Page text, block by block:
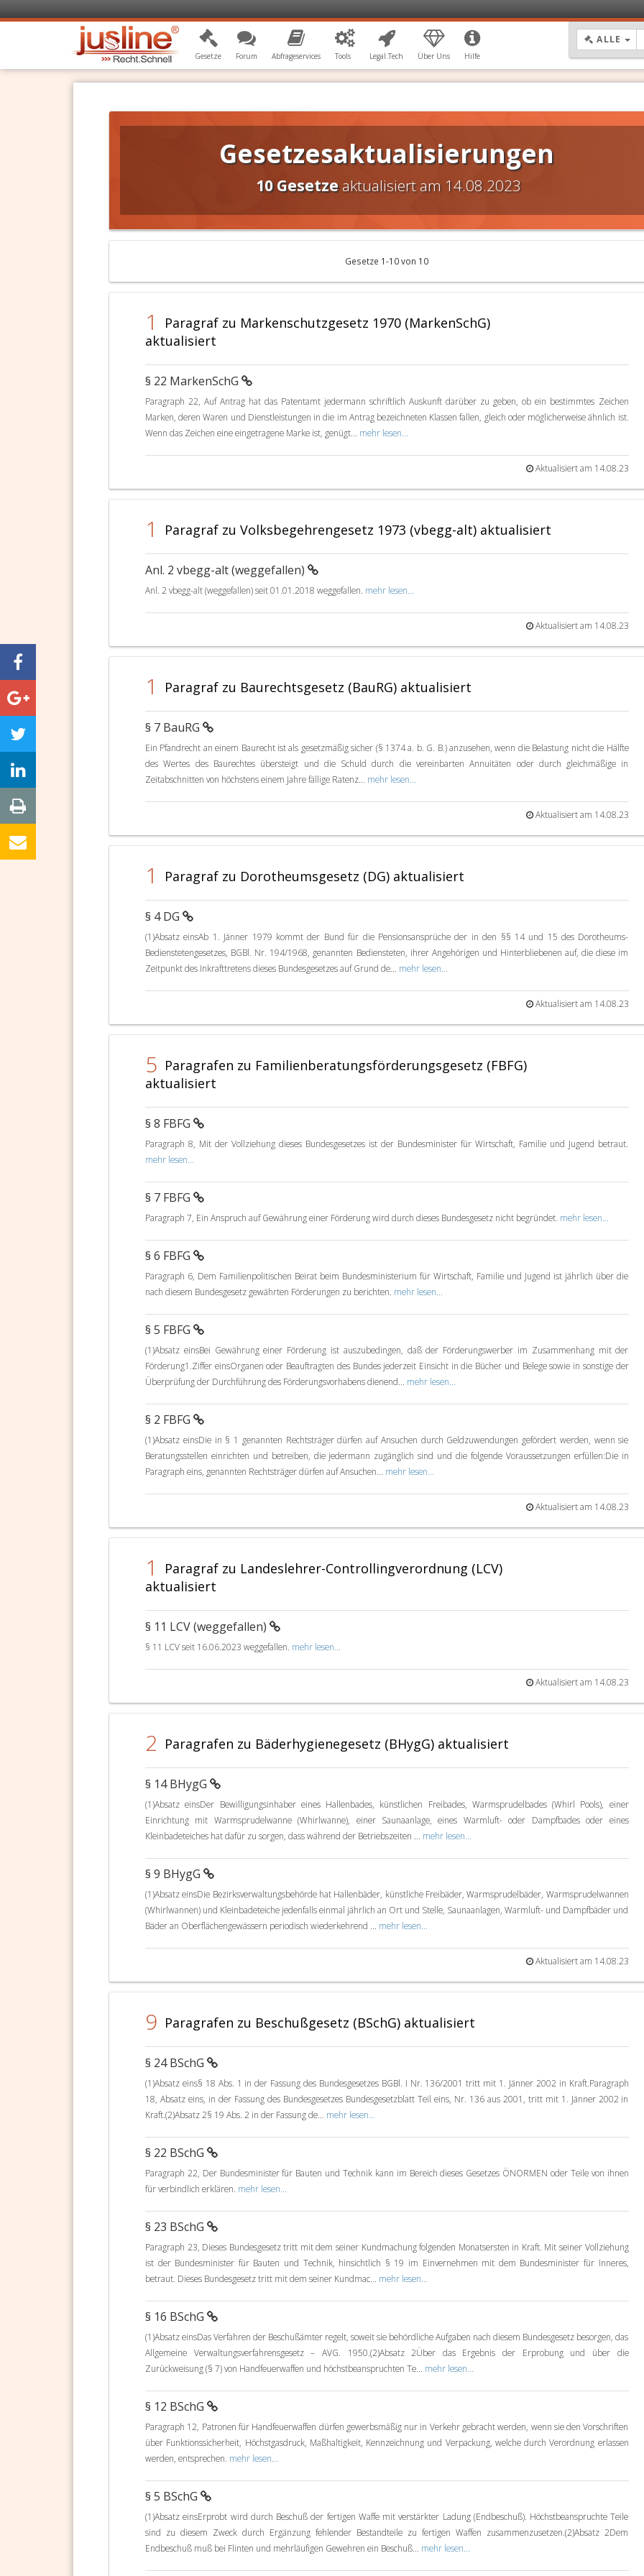
Gesetze Forum Abfrageservices Tools Legal.Tech Über Uns Hilfe
ALLE
Gesetzesaktualisierungen
10 Gesetzeaktualisiert am 14.08.2023
Gesetze 1-10 von 10
1
Paragraf zu Markenschutzgesetz 1970 (MarkenSchG)
aktualisiert
§ 22 MarkenSchG
Paragraph 22, Auf Antrag hat das Patentamt jedermann schriftlich Auskunft darüber zu geben, ob ein bestimmtes Zeichen
Marken, deren Waren und Dienstleistungen in die im Antrag bezeichneten Klassen fallen, gleich oder möglicherweise ähnlich ist.
Wenn das Zeichen eine eingetragene Marke ist, genügt... mehr lesen...
Aktualisiert am 14.08.23
1 Paragraf zu Volksbegehrengesetz 1973 (vbegg-alt) aktualisiert
Anl. 2 vbegg-alt (weggefallen)
Anl. 2 vbegg-alt (weggefallen) seit 01.01.2018 weggefallen. mehr lesen...
Aktualisiert am 14.08.23
1 Paragraf zu Baurechtsgesetz (BauRG) aktualisiert
§ 7 BauRG
Ein Pfandrecht an einem Baurecht ist als gesetzmäßig sicher (§ 1374 a. b. G. B.) anzusehen, wenn die Belastung nicht die Hälfte
des Wertes des Baurechtes übersteigt und die Schuld durch die vereinbarten Annuitäten oder durch gleichmäßige in
Zeitabschnitten von höchstens einem Jahre fällige Ratenz... mehr lesen...
Aktualisiert am 14.08.23
1 Paragraf zu Dorotheumsgesetz (DG) aktualisiert
§ 4 DG
(1)Absatz einsAb 1. Jänner 1979 kommt der Bund für die Pensionsansprüche der in den §§ 14 und 15 des Dorotheums-
Bedienstetengesetzes, BGBl. Nr. 194/1968, genannten Bediensteten, ihrer Angehörigen und Hinterbliebenen auf, die diese im
Zeitpunkt des Inkrafttretens dieses Bundesgesetzes auf Grund de... mehr lesen...
Aktualisiert am 14.08.23
5 Paragrafen zu Familienberatungsförderungsgesetz (FBFG)
aktualisiert
§ 8 FBFG
Paragraph 8, Mit der Vollziehung dieses Bundesgesetzes ist der Bundesminister für Wirtschaft, Familie und Jugend betraut.
mehr lesen...
§ 7 FBFG
Paragraph 7, Ein Anspruch auf Gewährung einer Förderung wird durch dieses Bundesgesetz nicht begründet. mehr lesen...
§ 6 FBFG
Paragraph 6, Dem Familienpolitischen Beirat beim Bundesministerium für Wirtschaft, Familie und Jugend ist jährlich über die
nach diesem Bundesgesetz gewährten Förderungen zu berichten. mehr lesen...
§ 5 FBFG
(1)Absatz einsBei Gewährung einer Förderung ist auszubedingen, daß der Förderungswerber im Zusammenhang mit der
Förderung1.Ziffer einsOrganen oder Beauftragten des Bundes jederzeit Einsicht in die Bücher und Belege sowie in sonstige der
Überprüfung der Durchführung des Förderungsvorhabens dienend... mehr lesen...
§ 2 FBFG
(1)Absatz einsDie in § 1 genannten Rechtsträger dürfen auf Ansuchen durch Geldzuwendungen gefördert werden, wenn sie
Beratungsstellen einrichten und betreiben, die jedermann zugänglich sind und die folgende Voraussetzungen erfüllen:Die in
Paragraph eins, genannten Rechtsträger dürfen auf Ansuchen... mehr lesen...
Aktualisiert am 14.08.23
1
Paragraf zu Landeslehrer-Controllingverordnung (LCV)
aktualisiert
§ 11 LCV (weggefallen)
§ 11 LCV seit 16.06.2023 weggefallen. mehr lesen...
Aktualisiert am 14.08.23
2 Paragrafen zu Bäderhygienegesetz (BHygG) aktualisiert
§ 14 BHygG
(1)Absatz einsDer Bewilligungsinhaber eines Hallenbades, künstlichen Freibades, Warmsprudelbades (Whirl Pools), einer
Einrichtung mit Warmsprudelwanne (Whirlwanne), einer Saunaanlage, eines Warmluft- oder Dampfbades oder eines
Kleinbadeteiches hat dafür zu sorgen, dass während der Betriebszeiten ... mehr lesen...
§ 9 BHygG
(1)Absatz einsDie Bezirksverwaltungsbehörde hat Hallenbäder, künstliche Freibäder, Warmsprudelbäder, Warmsprudelwannen
(Whirlwannen) und Kleinbadeteiche jedenfalls einmal jährlich an Ort und Stelle, Saunaanlagen, Warmluft- und Dampfbäder und
Bäder an Oberflächengewässern periodisch wiederkehrend ... mehr lesen...
Aktualisiert am 14.08.23
9 Paragrafen zu Beschußgesetz (BSchG) aktualisiert
§ 24 BSchG
(1)Absatz eins§ 18 Abs. 1 in der Fassung des Bundesgesetzes BGBl. I Nr. 136/2001 tritt mit 1. Jänner 2002 in Kraft.Paragraph
18, Absatz eins, in der Fassung des Bundesgesetzes Bundesgesetzblatt Teil eins, Nr. 136 aus 2001, tritt mit 1. Jänner 2002 in
Kraft.(2)Absatz 2§ 19 Abs. 2 in der Fassung de... mehr lesen...
§ 22 BSchG
Paragraph 22, Der Bundesminister für Bauten und Technik kann im Bereich dieses Gesetzes ÖNORMEN oder Teile von ihnen
für verbindlich erklären. mehr lesen...
§ 23 BSchG
Paragraph 23, Dieses Bundesgesetz tritt mit dem seiner Kundmachung folgenden Monatsersten in Kraft. Mit seiner Vollziehung
ist der Bundesminister für Bauten und Technik, hinsichtlich § 19 im Einvernehmen mit dem Bundesminister für Inneres,
betraut. Dieses Bundesgesetz tritt mit dem seiner Kundmac... mehr lesen...
§ 16 BSchG
(1)Absatz einsDas Verfahren der Beschußämter regelt, soweit sie behördliche Aufgaben nach diesem Bundesgesetz besorgen, das
Allgemeine Verwaltungsverfahrensgesetz – AVG. 1950.(2)Absatz 2Über das Ergebnis der Erprobung und über die
Zurückweisung (§ 7) von Handfeuerwaffen und höchstbeanspruchten Te... mehr lesen...
§ 12 BSchG
Paragraph 12, Patronen für Handfeuerwaffen dürfen gewerbsmäßig nur in Verkehr gebracht werden, wenn sie den Vorschriften
über Funktionssicherheit, Höchstgasdruck, Maßhaltigkeit, Kennzeichnung und Verpackung, welche durch Verordnung erlassen
werden, entsprechen. mehr lesen...
§ 5 BSchG
(1)Absatz einsErprobt wird durch Beschuß der fertigen Waffe mit verstärkter Ladung (Endbeschuß). Höchstbeanspruchte Teile
sind zu diesem Zweck durch Ergänzung fehlender Bestandteile zu fertigen Waffen zusammenzusetzen.(2)Absatz 2Dem
Endbeschuß muß bei Flinten und mehrläufigen Gewehren ein Beschuß... mehr lesen...
DSGVO Vorlagen